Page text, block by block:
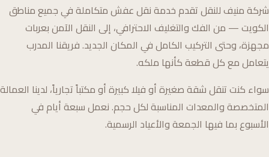
شركة منيف للنقل تقدم خدمة نقل عفش متكاملة في جميع مناطق
الكويت — من الفك والتغليف الاحترافي، إلى النقل الآمن بعربات
مجهزة، وحتى التركيب الكامل في المكان الجديد. فريقنا المدرب
يتعامل مع كل قطعة كأنها ملكه.
سواء كنت تنقل شقة صغيرة أو فيلا كبيرة أو مكتباً تجارياً، لدينا العمالة
المتخصصة والمعدات المناسبة لكل حجم. نعمل سبعة أيام في
الأسبوع بما فيها الجمعة والأعياد الرسمية.